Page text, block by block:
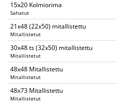
15x20 Kolmiorima
Sahatut
21x48 (22x50) mitallistettu
Mitallistetut
30x48 ts (32x50) mitallistettu
Mitallistetut
48x48 Mitallistettu
Mitallistetut
48x73 Mitallistettu
Mitallistetut